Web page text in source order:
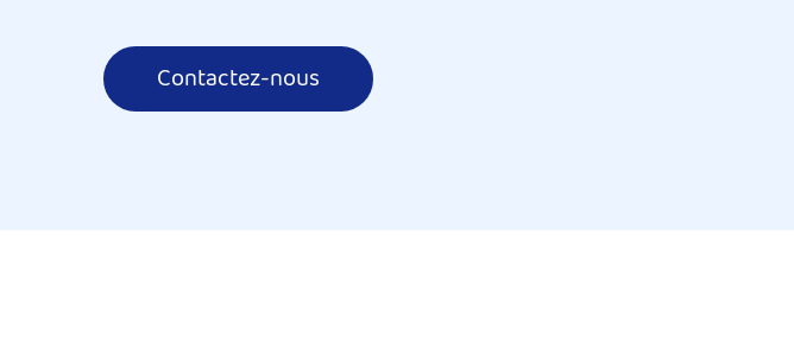
En plus des activités liées au travail, le soutien à la taille est également
la course et le vélo. Ces activités exercent une pression significative sur le
et améliorer les performances. De nombreux athlètes utilisent des
Contactez-nous